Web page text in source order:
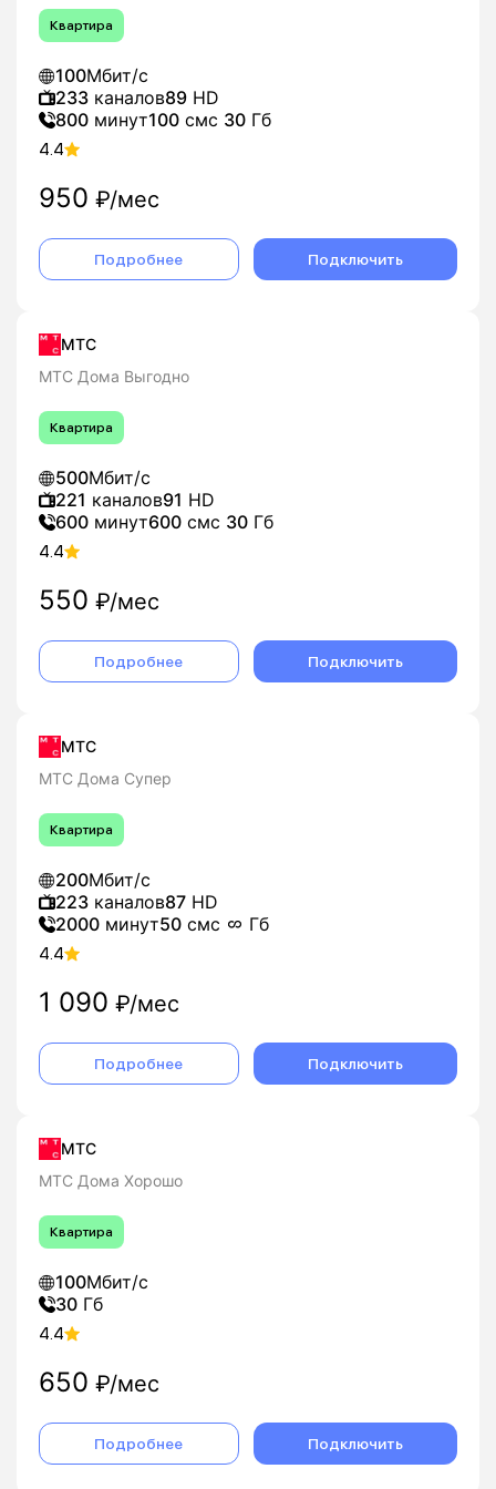
Квартира
100Мбит/с
233 каналов89 HD
800 минут100 смс 30 Гб
4.4
950 ₽/мес
Подробнее Подключить
МТС
МТС Дома Выгодно
Квартира
500Мбит/с
221 каналов91 HD
600 минут600 смс 30 Гб
4.4
550 ₽/мес
Подробнее Подключить
МТС
МТС Дома Супер
Квартира
200Мбит/с
223 каналов87 HD
2000 минут50 смс Гб
4.4
1 090 ₽/мес
Подробнее Подключить
МТС
МТС Дома Хорошо
Квартира
100Мбит/с
30 Гб
4.4
650 ₽/мес
Подробнее Подключить